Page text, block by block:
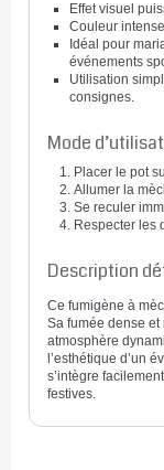
Effet visuel
Couleur
Idéal pour
événements
Utilisation
consignes.
Mode
Placer le pot
Allumer la
Se reculer
Respecter les
Description
Ce fumigène à
Sa fumée dense
atmosphère
l’esthétique d’un
s’intègre
festives.